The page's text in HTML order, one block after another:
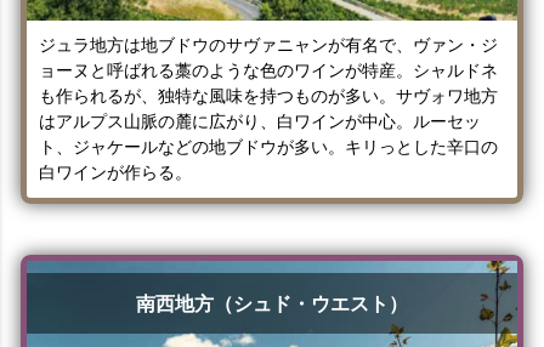
ジュラ地方は地ブドウのサヴァニャンが有名で、ヴァン・ジ
ョーヌと呼ばれる藁のような色のワインが特産。シャルドネ
も作られるが、独特な風味を持つものが多い。サヴォワ地方
はアルプス山脈の麓に広がり、白ワインが中心。ルーセッ
ト、ジャケールなどの地ブドウが多い。キリっとした辛口の
白ワインが作らる。
南西地方（シュド・ウエスト）